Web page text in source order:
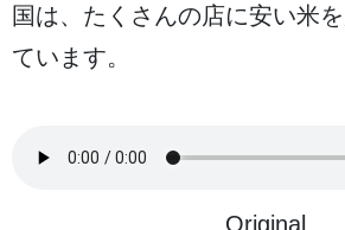
国は、たくさんの店に安い米を
ています。
Original